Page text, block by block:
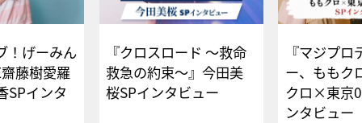
！げーみん
藤樹愛羅
SPインタ
『クロスロード ～救命
救急の約束～』今田美
桜SPインタビュー
『マジプロ
ー、ももク
クロ×東京
ンタビュー